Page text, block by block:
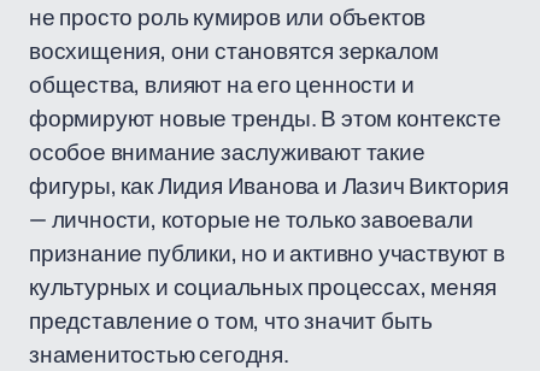
не просто роль кумиров или объектов
восхищения, они становятся зеркалом
общества, влияют на его ценности и
формируют новые тренды. В этом контексте
особое внимание заслуживают такие
фигуры, как Лидия Иванова и Лазич Виктория
— личности, которые не только завоевали
признание публики, но и активно участвуют в
культурных и социальных процессах, меняя
представление о том, что значит быть
знаменитостью сегодня.